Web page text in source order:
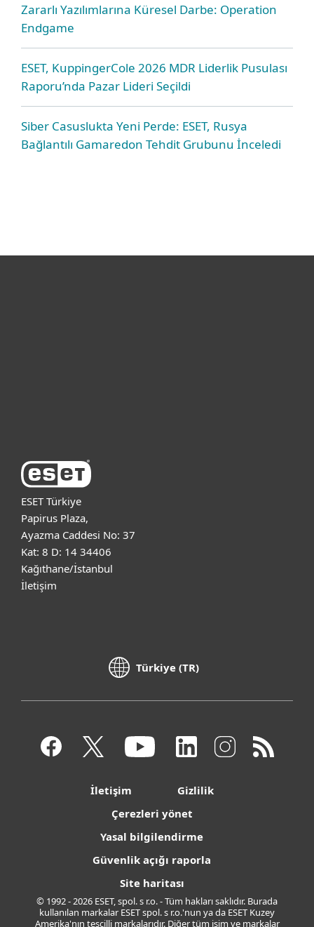
Zararlı Yazılımlarına Küresel Darbe: Operation
Endgame
ESET, KuppingerCole 2026 MDR Liderlik Pusulası
Raporu’nda Pazar Lideri Seçildi
Siber Casuslukta Yeni Perde: ESET, Rusya
Bağlantılı Gamaredon Tehdit Grubunu İnceledi
ESET Türkiye
Papirus Plaza,
Ayazma Caddesi No: 37
Kat: 8 D: 14 34406
Kağıthane/İstanbul
İletişim
Türkiye (TR)
İletişim
Gizlilik
Çerezleri yönet
Yasal bilgilendirme
Güvenlik açığı raporla
Site haritası
© 1992 - 2026 ESET, spol. s r.o. - Tüm hakları saklıdır. Burada
kullanılan markalar ESET spol. s r.o.'nun ya da ESET Kuzey
Amerika'nın tescilli markalarıdır. Diğer tüm isim ve markalar